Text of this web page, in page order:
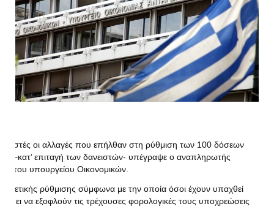
γνωστές οι αλλαγές που επήλθαν στη ρύθμιση των 100 δόσεων
–κατ’ επιταγή των δανειστών- υπέγραψε ο αναπληρωτής
του υπουργείου Οικονομικών.
ρύθμισης σύμφωνα με την οποία όσοι έχουν υπαχθεί
να εξοφλούν τις τρέχουσες φορολογικές τους υποχρεώσεις